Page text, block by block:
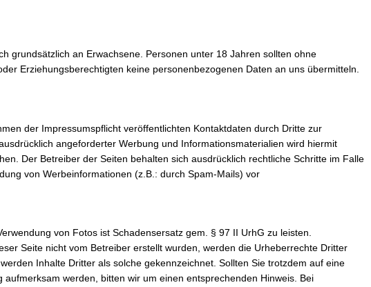
grundsätzlich an Erwachsene. Personen unter 18 Jahren sollten ohne
Erziehungsberechtigten keine personenbezogenen Daten an uns übermitteln.
der Impressumspflicht veröffentlichten Kontaktdaten durch Dritte zur
angeforderter Werbung und Informationsmaterialien wird hiermit
Der Betreiber der Seiten behalten sich ausdrücklich rechtliche Schritte im Falle
von Werbeinformationen (z.B.: durch Spam-Mails) vor
von Fotos ist Schadensersatz gem. § 97 II UrhG zu leisten.
Seite nicht vom Betreiber erstellt wurden, werden die Urheberrechte Dritter
Inhalte Dritter als solche gekennzeichnet. Sollten Sie trotzdem auf eine
aufmerksam werden, bitten wir um einen entsprechenden Hinweis. Bei